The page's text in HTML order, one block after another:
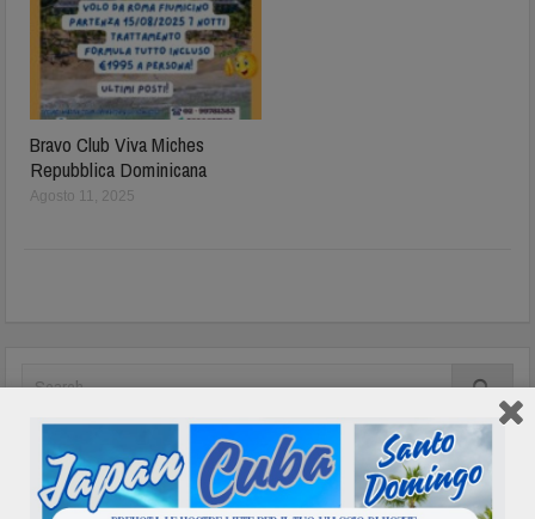
Bravo Club Viva Miches
Repubblica Dominicana
Agosto 11, 2025
In evidenza